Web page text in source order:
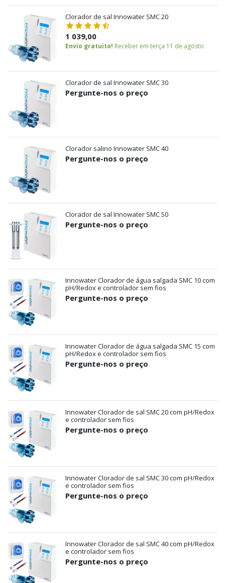
APENAS
Clorador de sal Innowater SMC 20
1 039,00
Envio gratuito! Receber em terça 11 de agosto
Clorador de sal Innowater SMC 30
Pergunte-nos o preço
Clorador salino Innowater SMC 40
Pergunte-nos o preço
Clorador de sal Innowater SMC 50
Pergunte-nos o preço
Innowater Clorador de água salgada SMC 10 com
pH/Redox e controlador sem fios
Pergunte-nos o preço
Innowater Clorador de água salgada SMC 15 com
pH/Redox e controlador sem fios
Pergunte-nos o preço
Innowater Clorador de sal SMC 20 com pH/Redox
e controlador sem fios
Pergunte-nos o preço
Innowater Clorador de sal SMC 30 com pH/Redox
e controlador sem fios
Pergunte-nos o preço
Innowater Clorador de sal SMC 40 com pH/Redox
e controlador sem fios
Pergunte-nos o preço